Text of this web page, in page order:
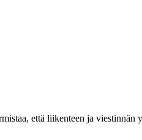
että liikenteen ja